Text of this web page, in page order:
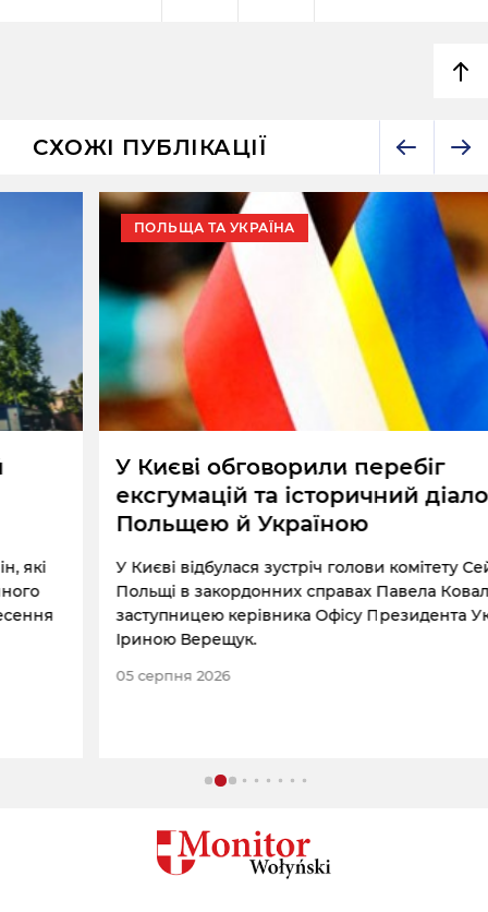
СХОЖІ ПУБЛІКАЦІЇ
ПОЛЬЩА ТА УКРАЇНА
У Києві обговорили перебіг
ексгумацій та історичний діалог між
Польщею й Україною
У Києві відбулася зустріч голови комітету Сейму
Польщі в закордонних справах Павела Коваля із
заступницею керівника Офісу Президента України
Іриною Верещук.
05 серпня 2026